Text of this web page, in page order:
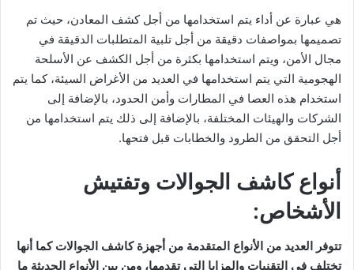
هي عبارة عن أداء يتم استخدامها من أجل كشف المعادن، حيث تم
تصميمها بمواصفات دقيقة من أجل تلبية المتطلبات الدقيقة في
مجال الأمن، ويتم استخدامها بكثرة من أجل الكشف عن الأسلحة
الهجومية التي يتم استخدامها في العديد من الأغراض السيئة، كما يتم
استخدام هذه العصا في المطارات وأمن الحدود، بالإضافة إلى
الشركات والهيئات المختلفة، بالإضافة إلى ذلك يتم استخدامها من
أجل التحقق من الطرود والخطابات قبل فتحها.
أنواع كاشف الجوالات وتفتيش
الأشخاص:
تتوفر العديد من الأنواع المتقدمة من أجهزة كاشف الجوالات كما أنها
تختلف في التقنيات والمزايا التي تقدمها، ومن بين الأنواع الحديثة ما